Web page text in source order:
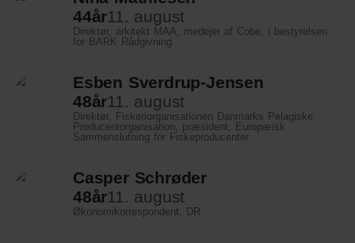
44år11. august
Direktør, arkitekt MAA, medejer af Cobe, i bestyrelsen
for BARK Rådgivning
Esben Sverdrup-Jensen
48år11. august
Direktør, Fiskeriorganisationen Danmarks Pelagiske
Producentorganisation, præsident, Europæisk
Sammenslutning for Fiskeproducenter
Casper Schrøder
48år11. august
Økonomikorrespondent, DR